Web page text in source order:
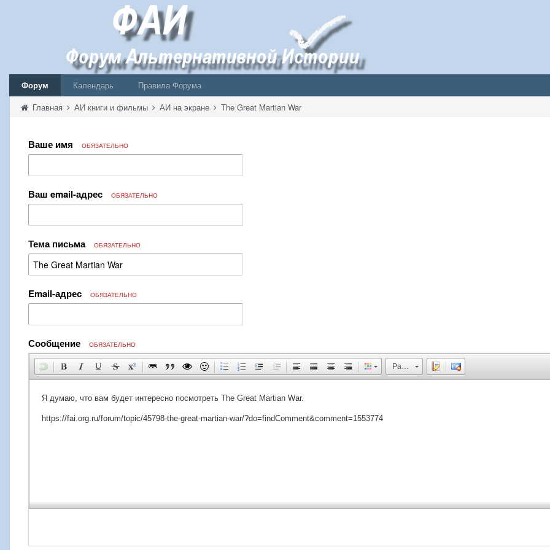
Форум Календарь
Правила Форума
Главная АИ книги и фильмы АИ на экране The Great Martian War
Ваше имя ОБЯЗАТЕЛЬНО
Ваш email-адрес ОБЯЗАТЕЛЬНО
Тема письма ОБЯЗАТЕЛЬНО
Email-адрес ОБЯЗАТЕЛЬНО
Сообщение ОБЯЗАТЕЛЬНО
Размер